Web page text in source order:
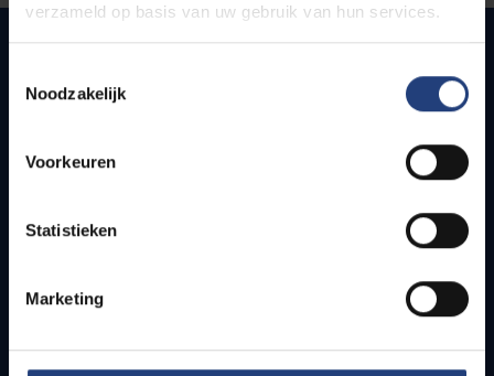
verzameld op basis van uw gebruik van hun services.
Noodzakelijk
Voorkeuren
Statistieken
Marketing
Quick links
How to get to the VUB campuses